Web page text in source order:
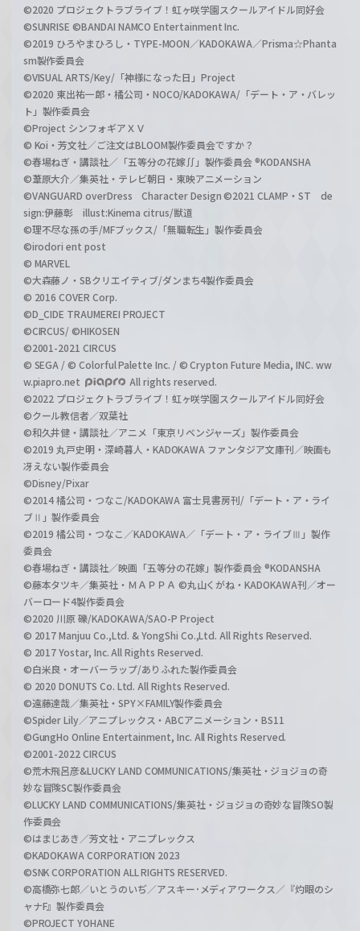
©2020 プロジェクトラブライブ！虹ヶ咲学園スクールアイドル同好会
©SUNRISE ©BANDAI NAMCO Entertainment Inc.
©2019 ひろやまひろし・TYPE-MOON／KADOKAWA／Prisma☆Phanta
sm製作委員会
©VISUAL ARTS/Key/「神様になった日」Project
©2020 東出祐一郎・橘公司・NOCO/KADOKAWA/「デート・ア・バレッ
ト」製作委員会
©Project シンフォギアＸＶ
© Koi・芳文社／ご注文はBLOOM製作委員会ですか？
©春場ねぎ・講談社／「五等分の花嫁∬」製作委員会 ®KODANSHA
©葦原大介／集英社・テレビ朝日・東映アニメーション
©VANGUARD overDress Character Design ©2021 CLAMP・ST de
sign:伊藤彰 illust:Kinema citrus/獣道
©理不尽な孫の手/MFブックス/「無職転生」製作委員会
©irodori ent post
© MARVEL
©大森藤ノ・SBクリエイティブ/ダンまち4製作委員会
© 2016 COVER Corp.
©D_CIDE TRAUMEREI PROJECT
©CIRCUS/ ©HIKOSEN
©2001-2021 CIRCUS
© SEGA / © Colorful Palette Inc. / © Crypton Future Media, INC. ww
w.piapro.net
All rights reserved.
©2022 プロジェクトラブライブ！虹ヶ咲学園スクールアイドル同好会
©クール教信者／双葉社
©和久井健・講談社／アニメ「東京リベンジャーズ」製作委員会
©2019 丸戸史明・深崎暮人・KADOKAWA ファンタジア文庫刊／映画も
冴えない製作委員会
©Disney/Pixar
©2014 橘公司・つなこ/KADOKAWA 富士見書房刊/「デート・ア・ライ
ブⅡ」製作委員会
©2019 橘公司・つなこ／KADOKAWA／「デート・ア・ライブⅢ」製作
委員会
©春場ねぎ・講談社／映画「五等分の花嫁」製作委員会 ®KODANSHA
©藤本タツキ／集英社・ＭＡＰＰＡ ©丸山くがね・KADOKAWA刊／オー
バーロード4製作委員会
©2020 川原 礫/KADOKAWA/SAO-P Project
© 2017 Manjuu Co.,Ltd. & YongShi Co.,Ltd. All Rights Reserved.
© 2017 Yostar, Inc. All Rights Reserved.
©白米良・オーバーラップ/ありふれた製作委員会
© 2020 DONUTS Co. Ltd. All Rights Reserved.
©遠藤達哉／集英社・SPY×FAMILY製作委員会
©Spider Lily／アニプレックス・ABCアニメーション・BS11
©GungHo Online Entertainment, Inc. All Rights Reserved.
©2001-2022 CIRCUS
©荒木飛呂彦&LUCKY LAND COMMUNICATIONS/集英社・ジョジョの奇
妙な冒険SC製作委員会
©LUCKY LAND COMMUNICATIONS/集英社・ジョジョの奇妙な冒険SO製
作委員会
©はまじあき／芳文社・アニプレックス
©KADOKAWA CORPORATION 2023
©SNK CORPORATION ALL RIGHTS RESERVED.
©高橋弥七郎／いとうのいぢ／アスキー･メディアワークス／『灼眼のシ
ャナF』製作委員会
©PROJECT YOHANE